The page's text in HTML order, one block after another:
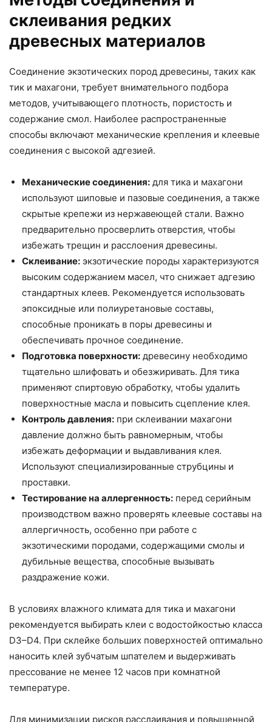
склеивания редких
древесных материалов
Соединение экзотических пород древесины, таких как
тик и махагони, требует внимательного подбора
методов, учитывающего плотность, пористость и
содержание смол. Наиболее распространенные
способы включают механические крепления и клеевые
соединения с высокой адгезией.
Механические соединения: для тика и махагони
используют шиповые и пазовые соединения, а также
скрытые крепежи из нержавеющей стали. Важно
предварительно просверлить отверстия, чтобы
избежать трещин и расслоения древесины.
Склеивание: экзотические породы характеризуются
высоким содержанием масел, что снижает адгезию
стандартных клеев. Рекомендуется использовать
эпоксидные или полиуретановые составы,
способные проникать в поры древесины и
обеспечивать прочное соединение.
Подготовка поверхности: древесину необходимо
тщательно шлифовать и обезжиривать. Для тика
применяют спиртовую обработку, чтобы удалить
поверхностные масла и повысить сцепление клея.
Контроль давления: при склеивании махагони
давление должно быть равномерным, чтобы
избежать деформации и выдавливания клея.
Используют специализированные струбцины и
проставки.
Тестирование на аллергенность: перед серийным
производством важно проверять клеевые составы на
аллергичность, особенно при работе с
экзотическими породами, содержащими смолы и
дубильные вещества, способные вызывать
раздражение кожи.
В условиях влажного климата для тика и махагони
рекомендуется выбирать клеи с водостойкостью класса
D3–D4. При склейке больших поверхностей оптимально
наносить клей зубчатым шпателем и выдерживать
прессование не менее 12 часов при комнатной
температуре.
Для минимизации рисков расслаивания и повышенной